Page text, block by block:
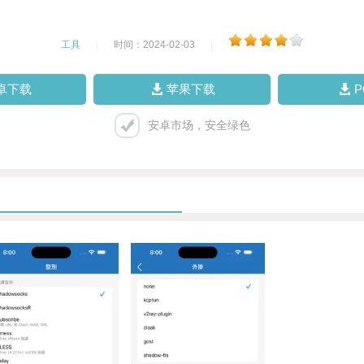
工具 时间：2024-02-03
下载 苹果下载
安卓市场，安全绿色